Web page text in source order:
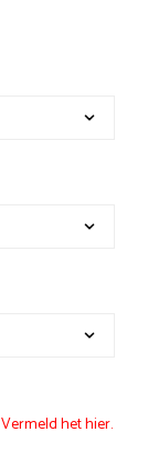
het hier.